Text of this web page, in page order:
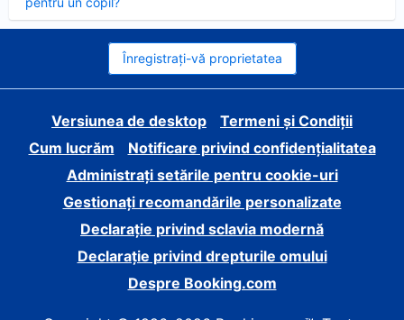
Înregistrați-vă proprietatea
Versiunea de desktop
Termeni și Condiții
Cum lucrăm
Notificare privind confidențialitatea
Administrați setările pentru cookie-uri
Gestionați recomandările personalizate
Declarație privind sclavia modernă
Declarație privind drepturile omului
Despre Booking.com